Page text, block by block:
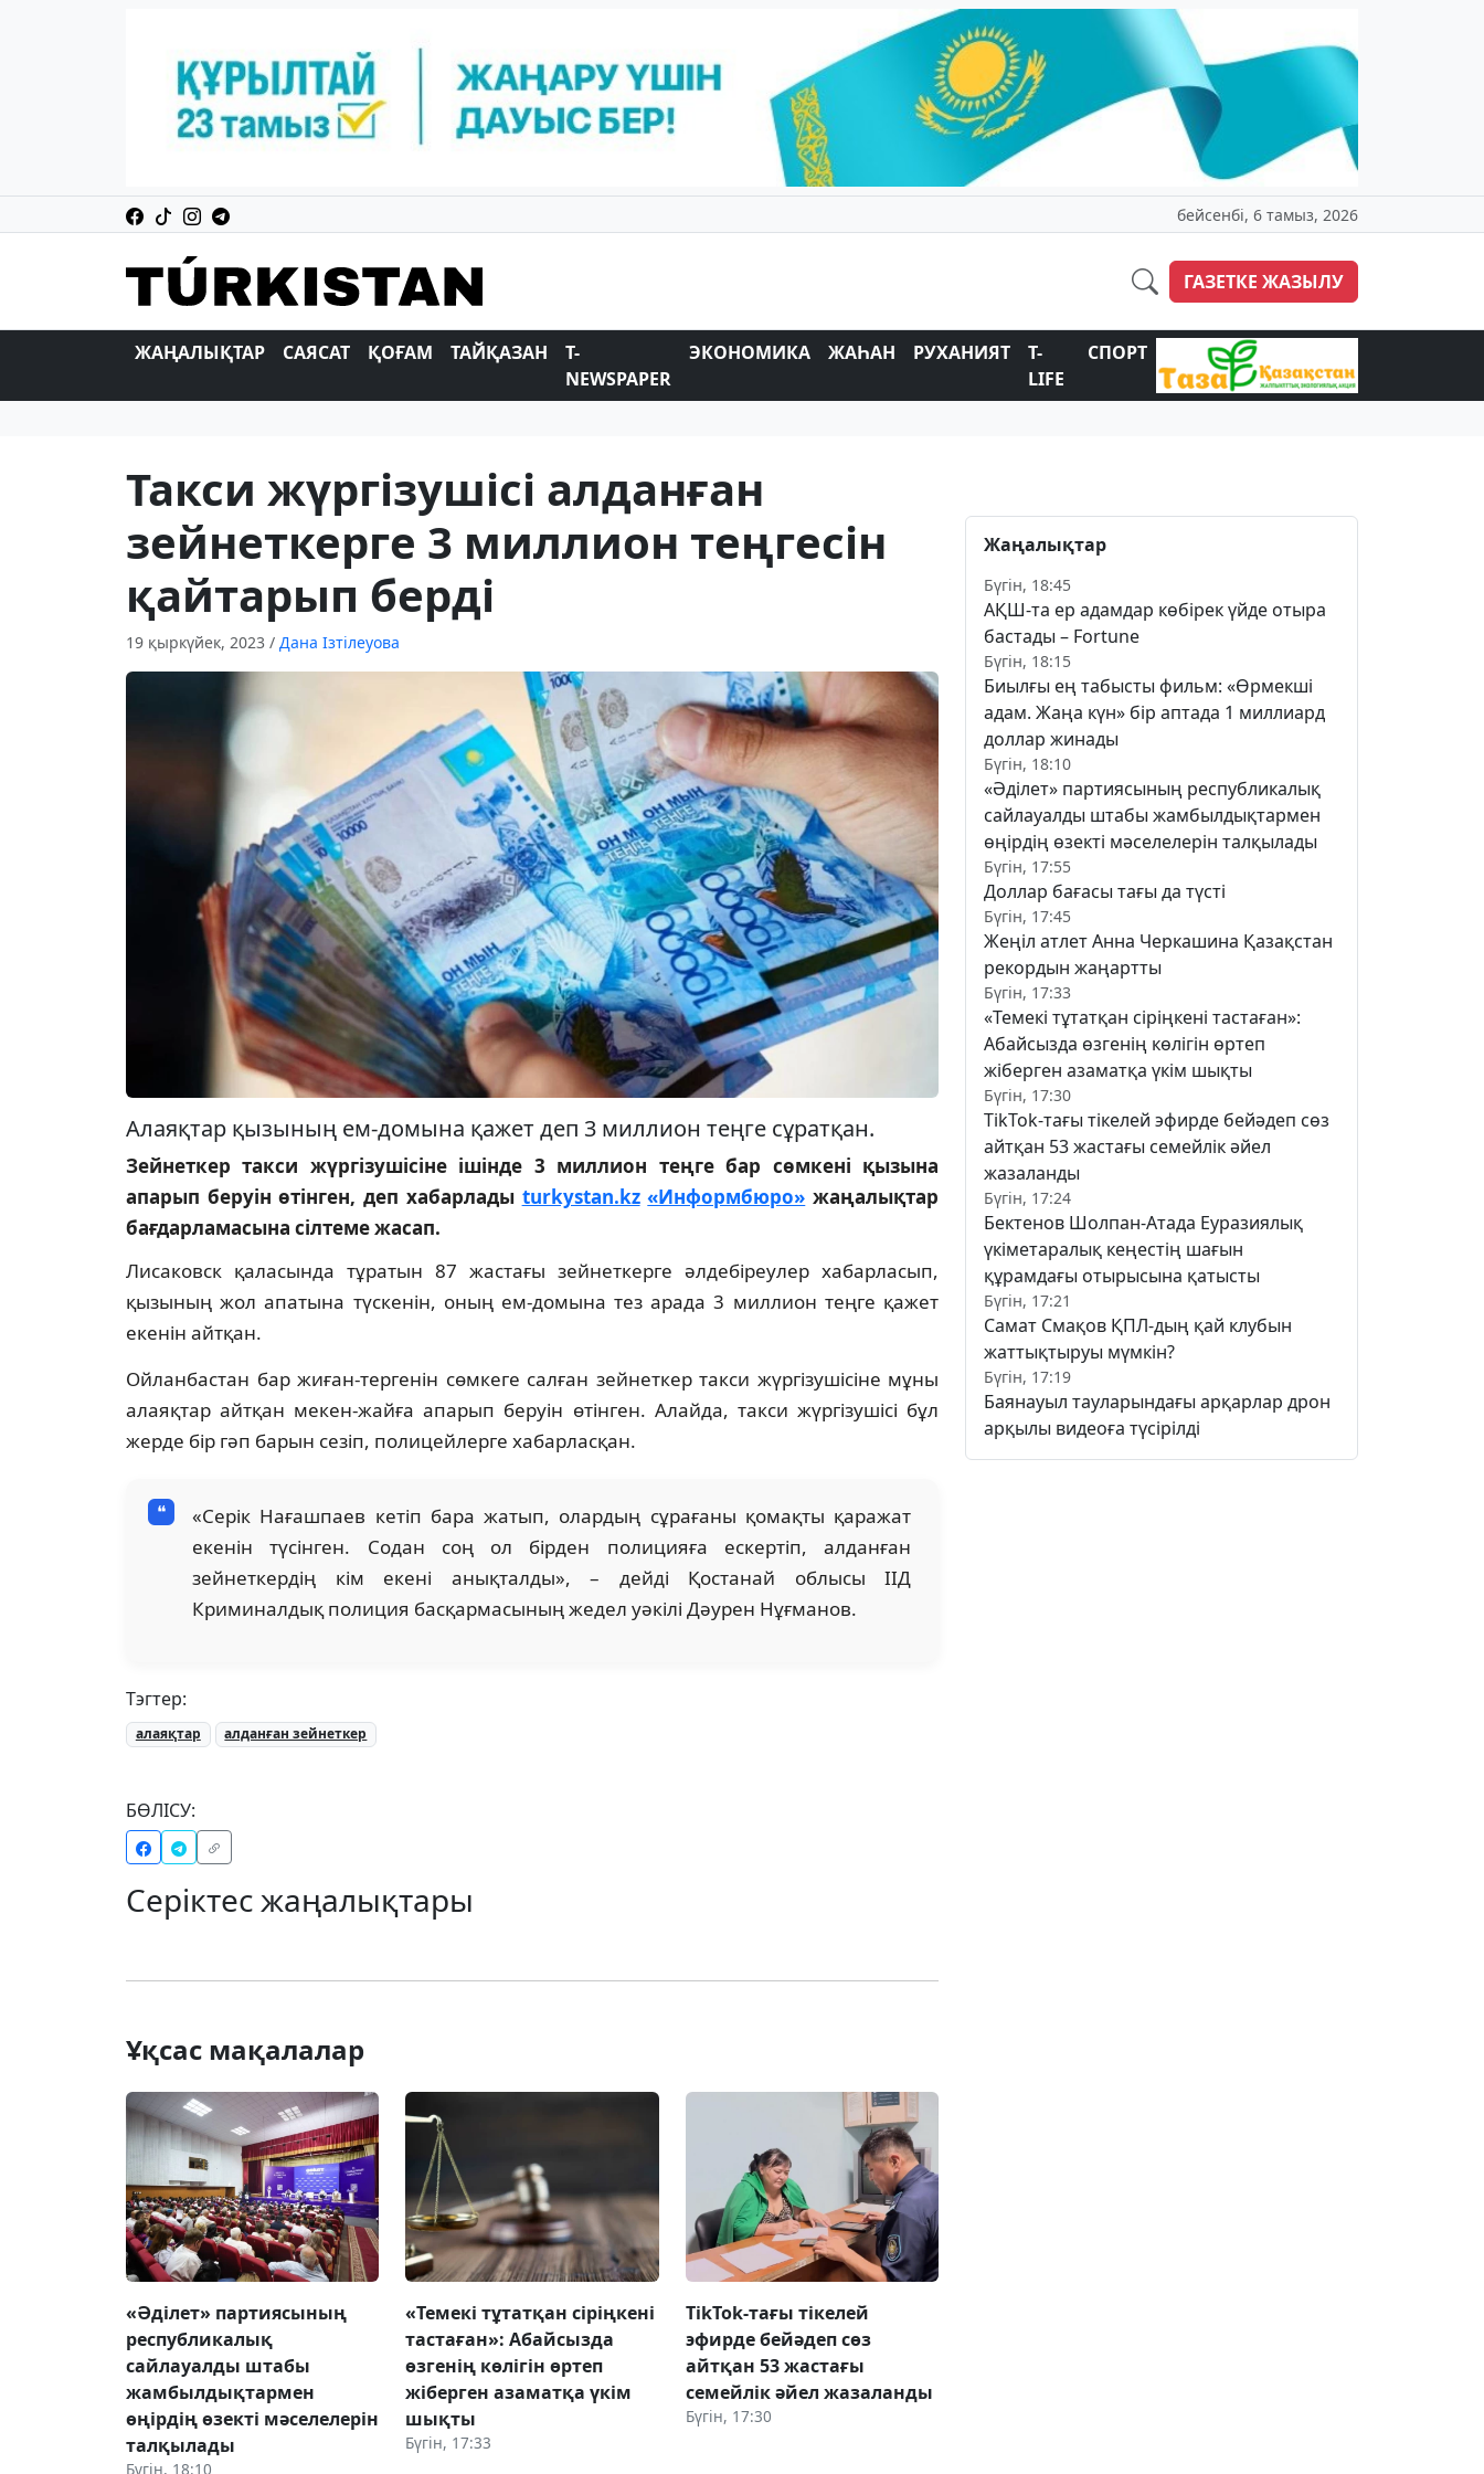
бейсенбі, 6 тамыз, 2026
ГАЗЕТКЕ ЖАЗЫЛУ
ЖАҢАЛЫҚТАР САЯСАТ ҚОҒАМ ТАЙҚАЗАН
T-
NEWSPAPER
ЭКОНОМИКА ЖАҺАН РУХАНИЯТ
T-
LIFE
СПОРТ
Такси жүргізушісі алданған
зейнеткерге 3 миллион теңгесін
қайтарып берді
19 қыркүйек, 2023 / Дана Ізтілеуова
Алаяқтар қызының ем-домына қажет деп 3 миллион теңге сұратқан.
Зейнеткер такси жүргізушісіне ішінде 3 миллион теңге бар сөмкені қызына
апарып беруін өтінген, деп хабарлады turkystan.kz «Информбюро» жаңалықтар
бағдарламасына сілтеме жасап.
Лисаковск қаласында тұратын 87 жастағы зейнеткерге әлдебіреулер хабарласып,
қызының жол апатына түскенін, оның ем-домына тез арада 3 миллион теңге қажет
екенін айтқан.
Ойланбастан бар жиған-тергенін сөмкеге салған зейнеткер такси жүргізушісіне мұны
алаяқтар айтқан мекен-жайға апарып беруін өтінген. Алайда, такси жүргізушісі бұл
жерде бір гәп барын сезіп, полицейлерге хабарласқан.
«Серік Нағашпаев кетіп бара жатып, олардың сұрағаны қомақты қаражат
екенін түсінген. Содан соң ол бірден полицияға ескертіп, алданған
зейнеткердің кім екені анықталды», – дейді Қостанай облысы ІІД
Криминалдық полиция басқармасының жедел уәкілі Дәурен Нұғманов.
Тэгтер:
алаяқтар алданған зейнеткер
БӨЛІСУ:
Серіктес жаңалықтары
Ұқсас мақалалар
«Әділет» партиясының
республикалық
сайлауалды штабы
жамбылдықтармен
өңірдің өзекті мәселелерін
талқылады
Бүгін, 18:10
«Темекі тұтатқан сіріңкені
тастаған»: Абайсызда
өзгенің көлігін өртеп
жіберген азаматқа үкім
шықты
Бүгін, 17:33
TikTok-тағы тікелей
эфирде бейәдеп сөз
айтқан 53 жастағы
семейлік әйел жазаланды
Бүгін, 17:30
Жаңалықтар
Бүгін, 18:45
АҚШ-та ер адамдар көбірек үйде отыра
бастады – Fortune
Бүгін, 18:15
Биылғы ең табысты фильм: «Өрмекші
адам. Жаңа күн» бір аптада 1 миллиард
доллар жинады
Бүгін, 18:10
«Әділет» партиясының республикалық
сайлауалды штабы жамбылдықтармен
өңірдің өзекті мәселелерін талқылады
Бүгін, 17:55
Доллар бағасы тағы да түсті
Бүгін, 17:45
Жеңіл атлет Анна Черкашина Қазақстан
рекордын жаңартты
Бүгін, 17:33
«Темекі тұтатқан сіріңкені тастаған»:
Абайсызда өзгенің көлігін өртеп
жіберген азаматқа үкім шықты
Бүгін, 17:30
TikTok-тағы тікелей эфирде бейәдеп сөз
айтқан 53 жастағы семейлік әйел
жазаланды
Бүгін, 17:24
Бектенов Шолпан-Атада Еуразиялық
үкіметаралық кеңестің шағын
құрамдағы отырысына қатысты
Бүгін, 17:21
Самат Смақов ҚПЛ-дың қай клубын
жаттықтыруы мүмкін?
Бүгін, 17:19
Баянауыл тауларындағы арқарлар дрон
арқылы видеоға түсірілді